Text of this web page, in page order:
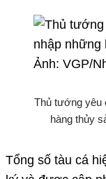
Thủ tướng yêu
hàng thủy
Tổng số tàu cá